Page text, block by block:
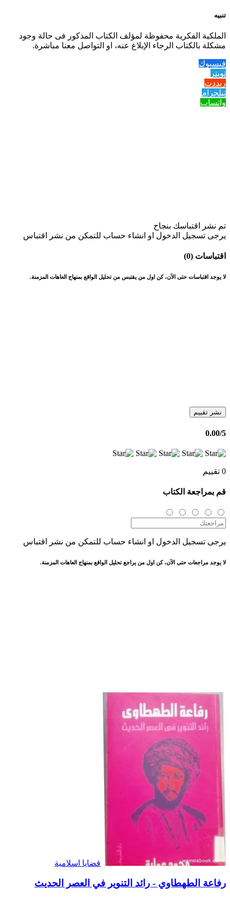
تنبيه
الملكية الفكرية محفوظة لمؤلف الكتاب المذكور فى حالة وجود
مشكلة بالكتاب الرجاء الإبلاغ عنه، او التواصل معنا مباشرة.
فيسبوك
تويتر
ريددت
تيلجرام
واتساب
تم نشر اقتباسك بنجاح
يرجى تسجيل الدخول او انشاء حساب للتمكن من نشر اقتباس
اقتباسات (0)
لا يوجد اقتباسات حتى الآن، كن اول من يقتبس من تحليل الواقع بمنهاج العاهات المزمنة.
نشر تقييم
0.00/5
0 تقييم
قم بمراجعة الكتاب
يرجى تسجيل الدخول او انشاء حساب للتمكن من نشر اقتباس
لا يوجد مراجعات حتى الآن، كن اول من يراجع تحليل الواقع بمنهاج العاهات المزمنة.
قضايا اسلامية
رفاعة الطهطاوي - رائد التنوير في العصر الحديث